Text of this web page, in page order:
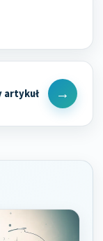
Next
Post